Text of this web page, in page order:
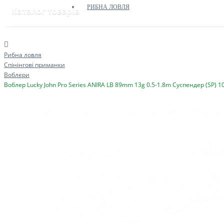
Каталог товарів РИБНА ЛОВЛЯ
Рибна ловля
Спінінгові приманки
Воблери
Воблер Lucky John Pro Series ANIRA LB 89mm 13g 0.5-1.8m Cуспендер (SP)